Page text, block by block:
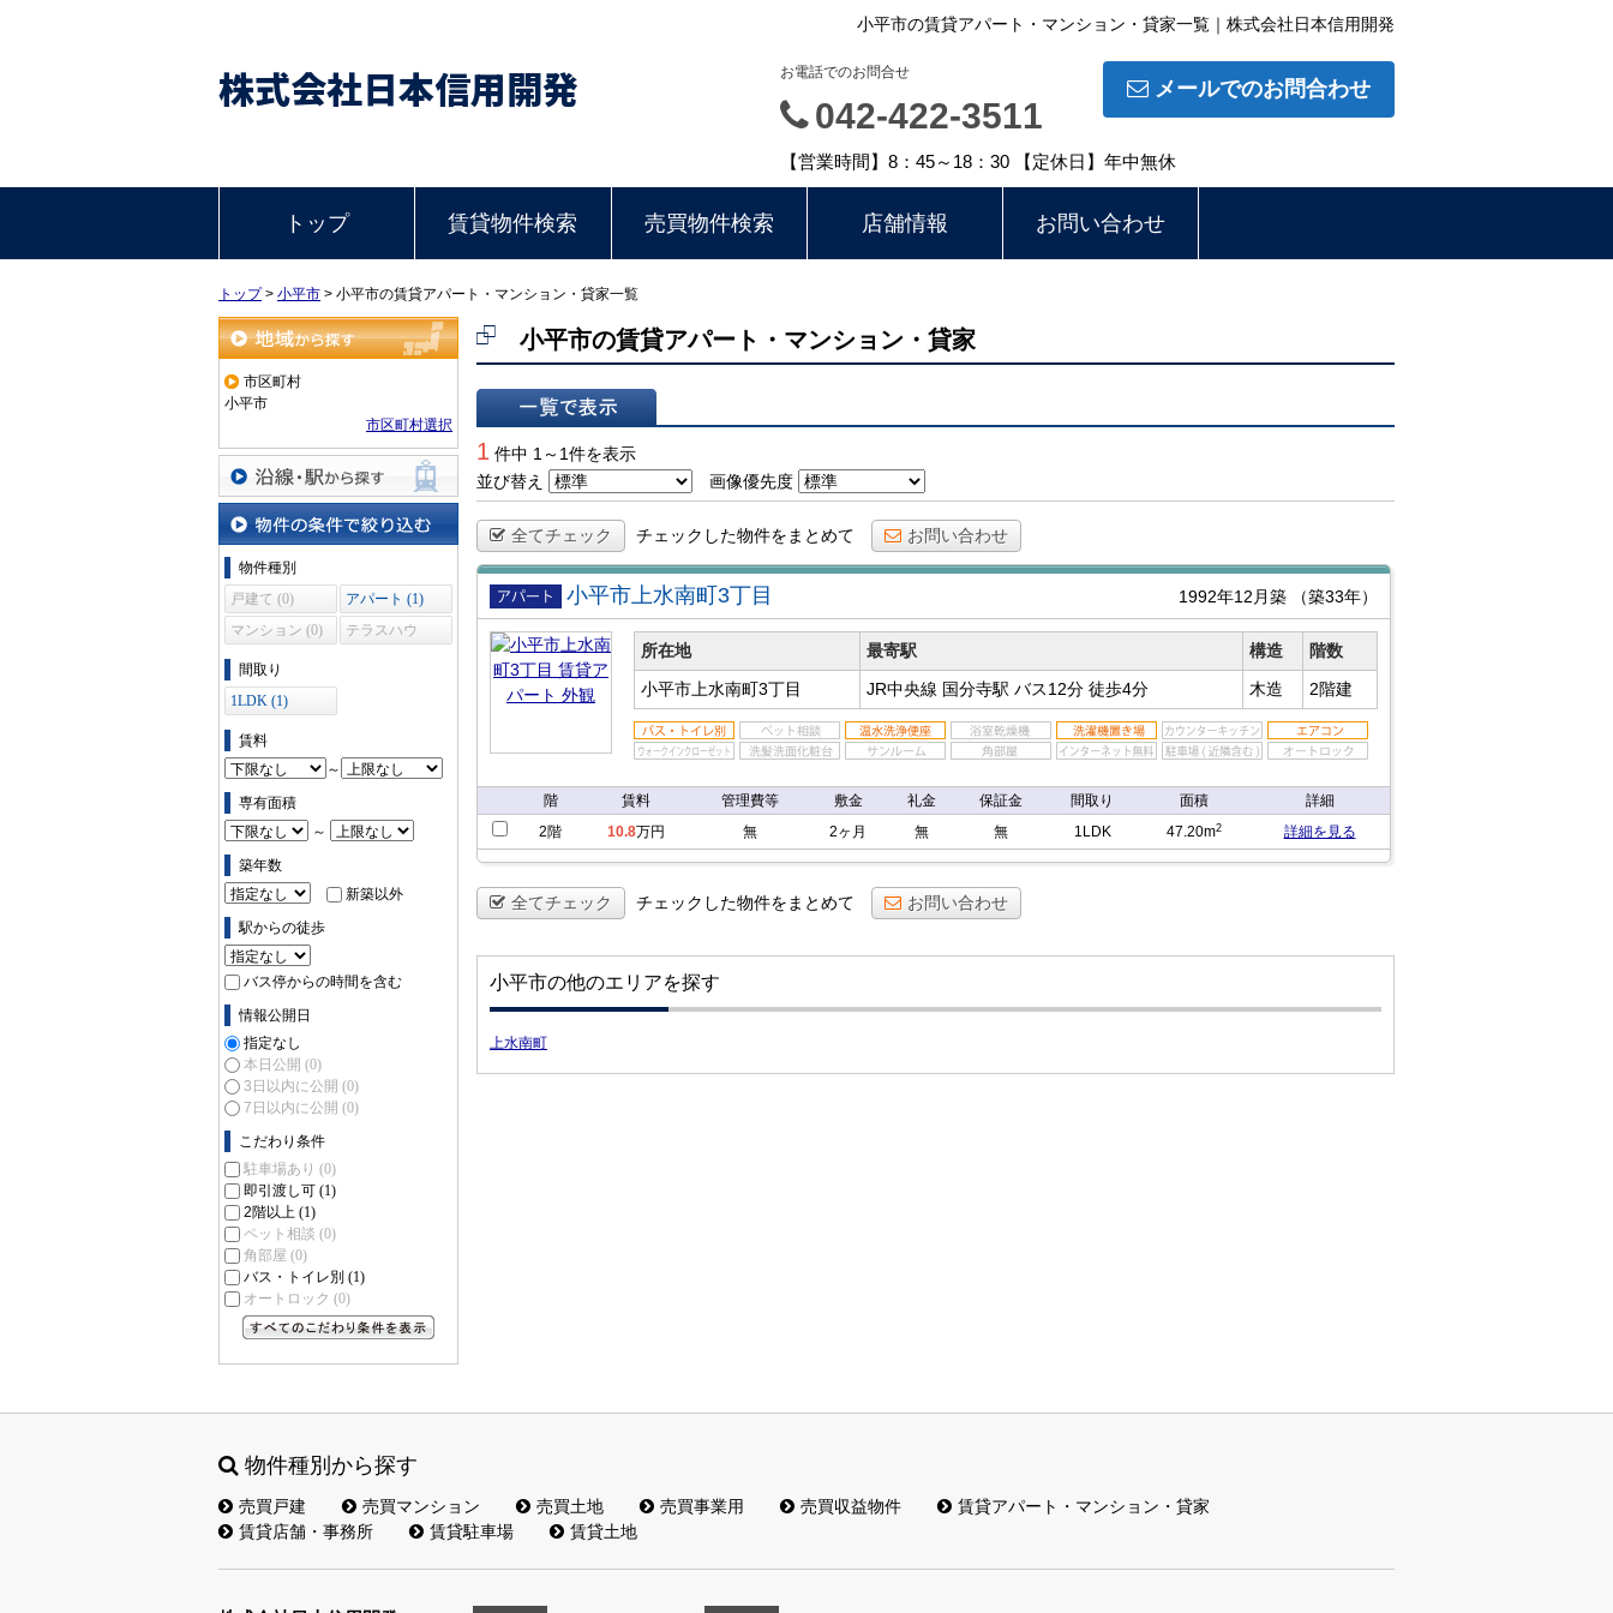
小平市の賃貸アパート・マンション・貸家一覧｜株式会社日本信用開発
株式会社日本信用開発 メールでのお問合わせ
お電話でのお問合せ
042-422-3511
【営業時間】8：45～18：30 【定休日】年中無休
トップ 賃貸物件検索 売買物件検索 店舗情報 お問い合わせ
トップ> 小平市 > 小平市の賃貸アパート・マンション・貸家一覧
地域から探す
市区町村
小平市
市区町村選択
沿線・駅から探す
物件の条件で絞り込む
物件種別
戸建て (0)
アパート (1)
マンション (0)
テラスハウ
間取り
1LDK (1)
賃料
～
専有面積
～
築年数
新築以外
駅からの徒歩
バス停からの時間を含む
情報公開日
指定なし
本日公開 (0)
3日以内に公開 (0)
7日以内に公開 (0)
こだわり条件
駐車場あり (0)
即引渡し可 (1)
2階以上 (1)
ペット相談 (0)
角部屋 (0)
バス・トイレ別 (1)
オートロック (0)
小平市の賃貸アパート・マンション・貸家
1 件中 1～1件を表示
並び替え
画像優先度
全てチェック チェックした物件をまとめて お問い合わせ
賃貸アパ
ート
小平市上水南町3丁目 1992年12月築 （築33年）
所在地 最寄駅 構造
階数
小平市上水南町3丁目
JR中央線 国分寺駅 バス12分 徒歩4分 木造 2階建
階 賃料 管理費等 敷金 礼金 保証金 間取り 面積
詳細
2階
10.8万円 無 2ヶ月 無 無 1LDK 47.20m2 詳細を見る
全てチェック チェックした物件をまとめて お問い合わせ
小平市の他のエリアを探す
上水南町
物件種別から探す
売買戸建 売買マンション 売買土地 売買事業用 売買収益物件
賃貸アパート・マンション・貸家
賃貸店舗・事務所
賃貸駐車場 賃貸土地